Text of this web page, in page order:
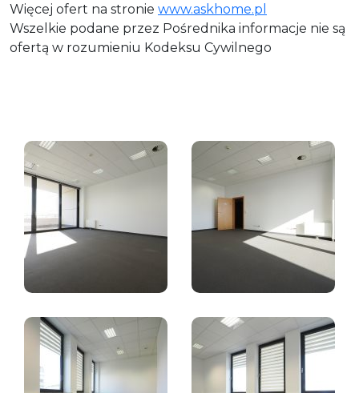
Więcej ofert na stronie www.askhome.pl
Wszelkie podane przez Pośrednika informacje nie są
ofertą w rozumieniu Kodeksu Cywilnego